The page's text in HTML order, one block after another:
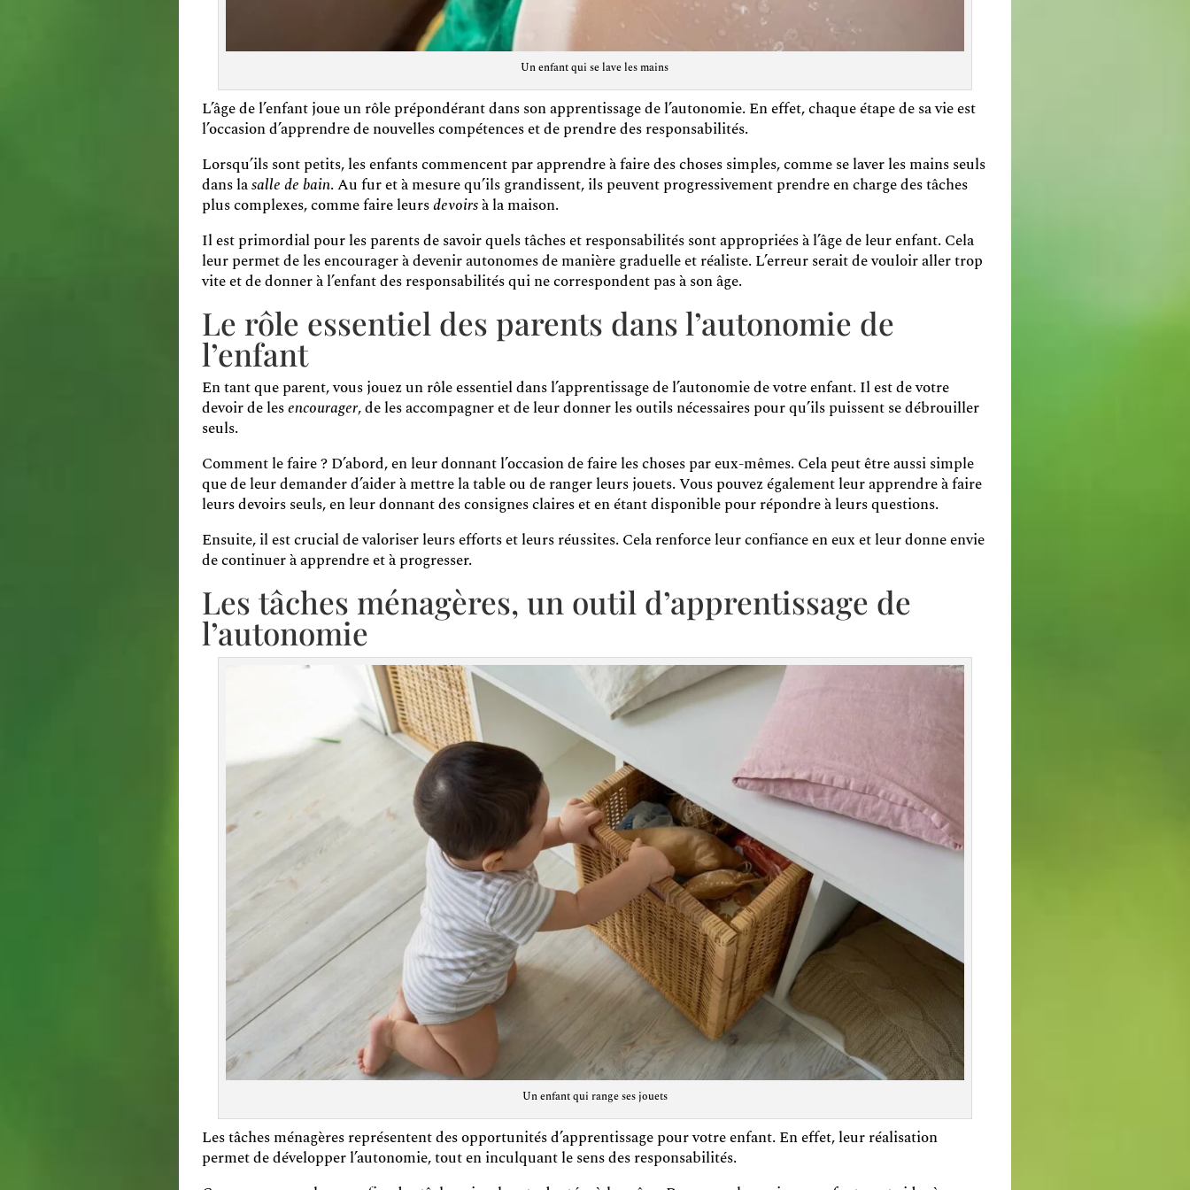
Un enfant qui se lave les mains
L’âge de l’enfant joue un rôle prépondérant dans son apprentissage de l’autonomie. En effet, chaque étape de sa vie est
l’occasion d’apprendre de nouvelles compétences et de prendre des responsabilités.
Lorsqu’ils sont petits, les enfants commencent par apprendre à faire des choses simples, comme se laver les mains seuls
dans lasalle de bain. Au fur et à mesure qu’ils grandissent, ils peuvent progressivement prendre en charge des tâches
plus complexes, comme faire leursdevoirsà la maison.
Il est primordial pour les parents de savoir quels tâches et responsabilités sont appropriées à l’âge de leur enfant. Cela
leur permet de les encourager à devenir autonomes de manière graduelle et réaliste. L’erreur serait de vouloir aller trop
vite et de donner à l’enfant des responsabilités qui ne correspondent pas à son âge.
Le rôle essentiel des parents dans l’autonomie de
l’enfant
En tant que parent, vous jouez un rôle essentiel dans l’apprentissage de l’autonomie de votre enfant. Il est de votre
devoir de lesencourager, de les accompagner et de leur donner les outils nécessaires pour qu’ils puissent se débrouiller
seuls.
Comment le faire ? D’abord, en leur donnant l’occasion de faire les choses par eux-mêmes. Cela peut être aussi simple
que de leur demander d’aider à mettre la table ou de ranger leurs jouets. Vous pouvez également leur apprendre à faire
leurs devoirs seuls, en leur donnant des consignes claires et en étant disponible pour répondre à leurs questions.
Ensuite, il est crucial de valoriser leurs efforts et leurs réussites. Cela renforce leur confiance en eux et leur donne envie
de continuer à apprendre et à progresser.
Les tâches ménagères, un outil d’apprentissage de
l’autonomie
Un enfant qui range ses jouets
Les tâches ménagères représentent des opportunités d’apprentissage pour votre enfant. En effet, leur réalisation
permet de développer l’autonomie, tout en inculquant le sens des responsabilités.